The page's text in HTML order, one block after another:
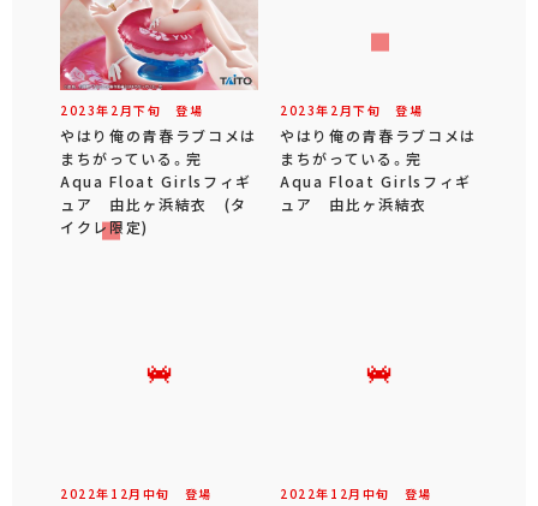
2023年 2 月下旬 登場
やはり俺の青春ラブコメは
まちがっている。完
Aqua Float Girlsフィギ
ュア 由比ヶ浜結衣 (タ
イクレ限定)
2023年 2 月下旬 登場
やはり俺の青春ラブコメは
まちがっている。完
Aqua Float Girlsフィギ
ュア 由比ヶ浜結衣
2022年 12 月 中旬 登場 2022年 12 月 中旬 登場